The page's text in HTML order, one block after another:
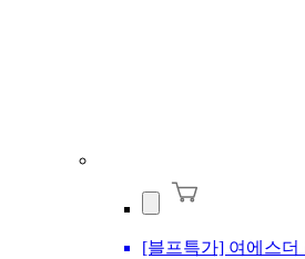
[블프특가] 여에스더